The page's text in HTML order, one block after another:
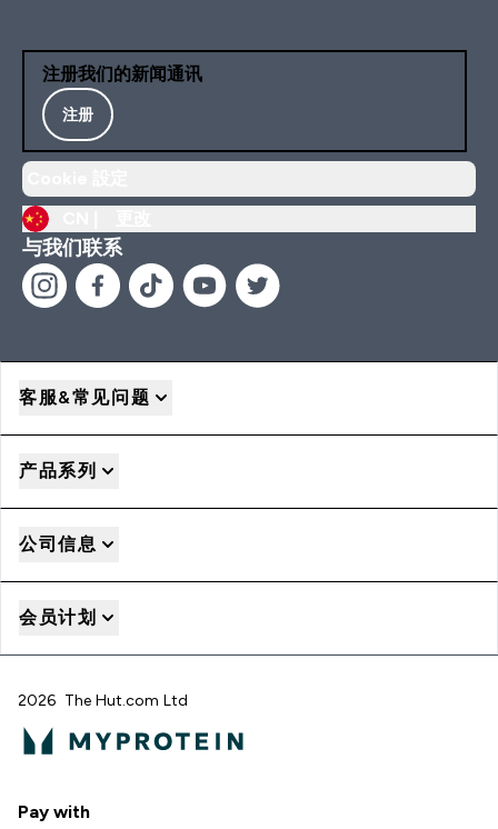
注册我们的新闻通讯
注册
与我们联系
客服&常见问题
产品系列
公司信息
会员计划
2026 The Hut.com Ltd
Pay with